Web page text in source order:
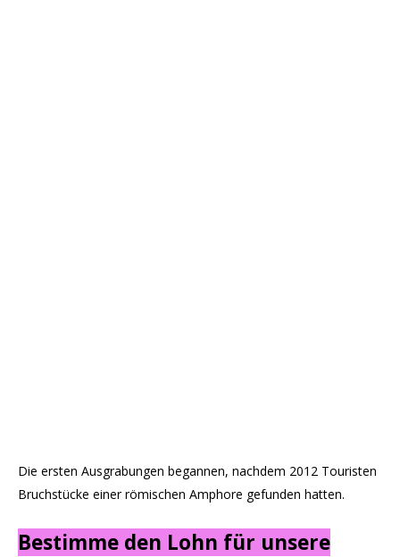
Die ersten Ausgrabungen begannen, nachdem 2012 Touristen
Bruchstücke einer römischen Amphore gefunden hatten.
Bestimme den Lohn für unsere